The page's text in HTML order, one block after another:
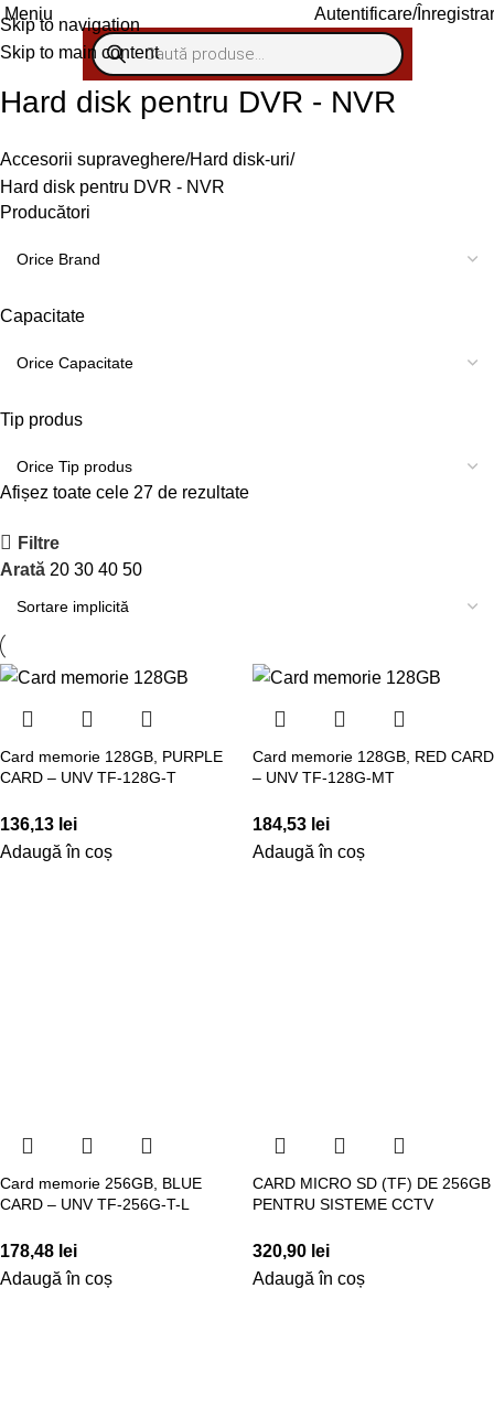
Skip to navigation
Skip to main content
Meniu Autentificare/
Hard disk pentru DVR - NVR
Accesorii supraveghere Hard disk-uri
Hard disk pentru DVR - NVR
Producători
Capacitate
Tip produs
Afișez toate cele 27 de rezultate
Filtre
Arată 20 30 40 50
Card memorie 128GB, PURPLE
CARD – UNV TF-128G-T
136,13 lei
Adaugă în coș
Card memorie 128GB, RED CARD
– UNV TF-128G-MT
184,53 lei
Adaugă în coș
Card memorie 256GB, BLUE
CARD – UNV TF-256G-T-L
178,48 lei
Adaugă în coș
CARD MICRO SD (TF) DE 256GB
PENTRU SISTEME CCTV
320,90 lei
Adaugă în coș